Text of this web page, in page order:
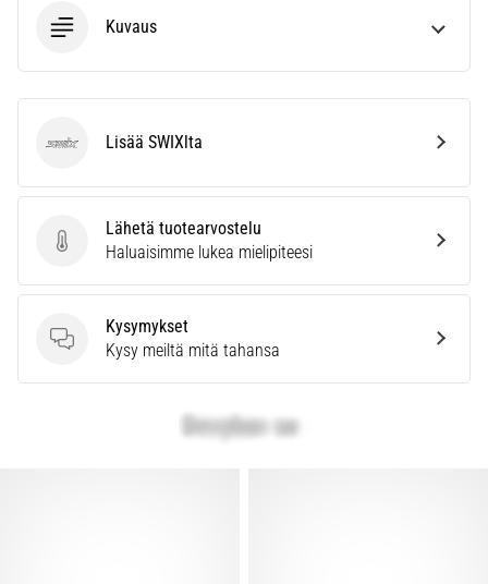
Näytä
artikkelit
Kuvaus
Lähetä tuotearvostelu
Lähetä tuotearvostelu
Haluaisimme lukea mielipiteesi
Kysymykset
Kysymykset
Kysy meiltä mitä tahansa
SWIX Lisää SWIXlta